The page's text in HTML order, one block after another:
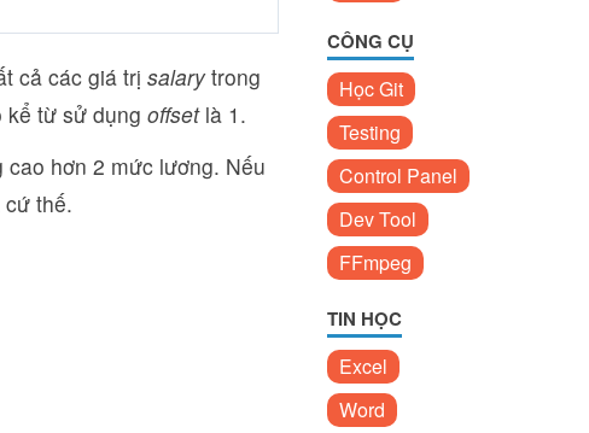
cả các giá trị salarytrong
kể từ sử dụng offsetlà 1.
hơn 2 mức lương. Nếu
thế.
CÔNG CỤ
Học Git
Testing
Control Panel
Dev Tool
FFmpeg
TIN HỌC
Excel
Word